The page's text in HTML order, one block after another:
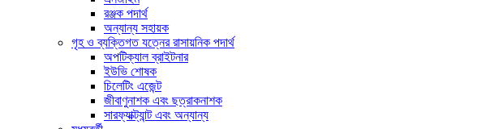
রঞ্জক পদার্থ
অন্যান্য সহায়ক
গৃহ ও ব্যক্তিগত যত্নের রাসায়নিক পদার্থ
অপটিক্যাল ব্রাইটনার
ইউভি শোষক
চিলেটিং এজেন্ট
জীবাণুনাশক এবং ছত্রাকনাশক
সারফ্যাক্ট্যান্ট এবং অন্যান্য